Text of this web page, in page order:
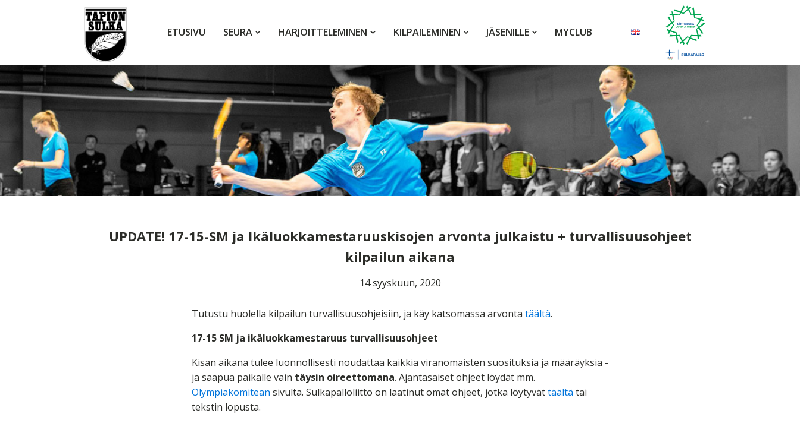
ETUSIVU SEURA HARJOITTELEMINEN KILPAILEMINEN JÄSENILLE MYCLUB
UPDATE! 17-15-SM ja Ikäluokkamestaruuskisojen arvonta julkaistu + turvallisuusohjeet
kilpailun aikana
14 syyskuun, 2020
Tutustu huolella kilpailun turvallisuusohjeisiin, ja käy katsomassa arvonta täältä.
17-15 SM ja ikäluokkamestaruus turvallisuusohjeet
Kisan aikana tulee luonnollisesti noudattaa kaikkia viranomaisten suosituksia ja määräyksiä -
ja saapua paikalle vain täysin oireettomana. Ajantasaiset ohjeet löydät mm.
Olympiakomitean sivulta. Sulkapalloliitto on laatinut omat ohjeet, jotka löytyvättäältä tai
tekstin lopusta.